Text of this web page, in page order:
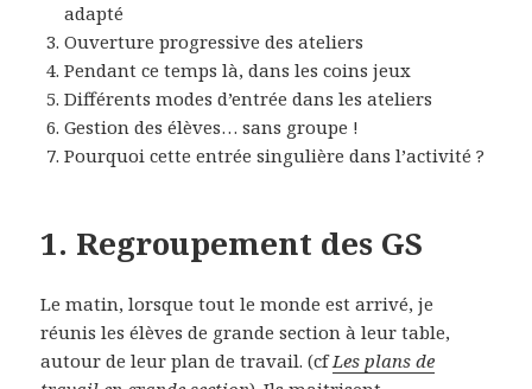
adapté
Ouverture progressive des ateliers
Pendant ce temps là, dans les coins jeux
Différents modes d’entrée dans les ateliers
Gestion des élèves… sans groupe !
Pourquoi cette entrée singulière dans l’activité ?
1. Regroupement des GS
Le matin, lorsque tout le monde est arrivé, je
réunis les élèves de grande section à leur table,
autour de leur plan de travail. (cfLes plans de